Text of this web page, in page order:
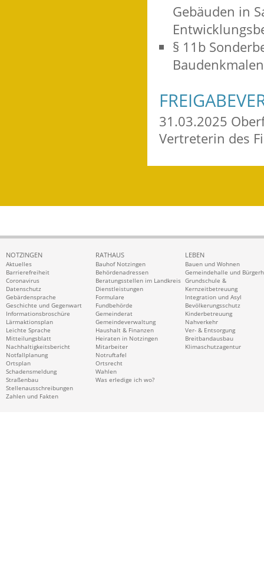
Gebäuden in
§ 11b
Baudenkmalen
31.03.2025
Vertreterin des
NOTZINGEN
Aktuelles
Barrierefreiheit
Coronavirus
Datenschutz
Gebärdensprache
Geschichte und Gegenwart
Informationsbroschüre
Lärmaktionsplan
Leichte Sprache
Mitteilungsblatt
Nachhaltigkeitsbericht
Notfallplanung
Ortsplan
Schadensmeldung
Straßenbau
Stellenausschreibungen
Zahlen und Fakten
RATHAUS
Bauhof Notzingen
Behördenadressen
Beratungsstellen im Landkreis
Dienstleistungen
Formulare
Fundbehörde
Gemeinderat
Gemeindeverwaltung
Haushalt & Finanzen
Heiraten in Notzingen
Mitarbeiter
Notruftafel
Ortsrecht
Wahlen
Was erledige ich wo?
LEBEN
Bauen und Wohnen
Gemeindehalle und
Grundschule &
Kernzeitbetreuung
Integration und Asyl
Bevölkerungsschutz
Kinderbetreuung
Nahverkehr
Ver- & Entsorgung
Breitbandausbau
Klimaschutzagentur